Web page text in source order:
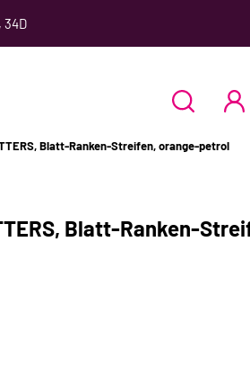
34D
Blatt-Ranken-Streifen, orange-petrol
Blatt-Ranken-